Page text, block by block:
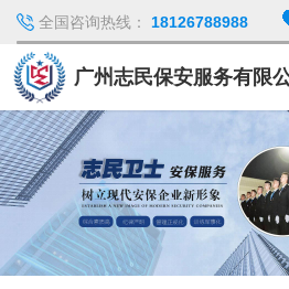
全国咨询热线： 18126788988
广州志民保安服务有限